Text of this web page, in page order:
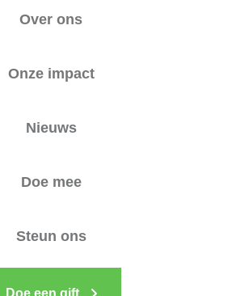
Over ons
Onze impact
Nieuws
Doe mee
Steun ons